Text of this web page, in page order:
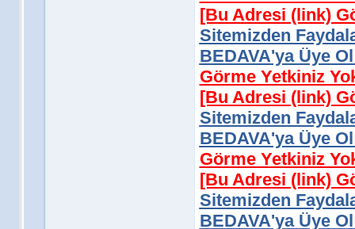
[Bu Adresi (link)
Sitemizden
BEDAVA'ya Üye
Görme Yetkiniz
[Bu Adresi (link)
Sitemizden
BEDAVA'ya Üye
Görme Yetkiniz
[Bu Adresi (link)
Sitemizden
BEDAVA'ya Üye